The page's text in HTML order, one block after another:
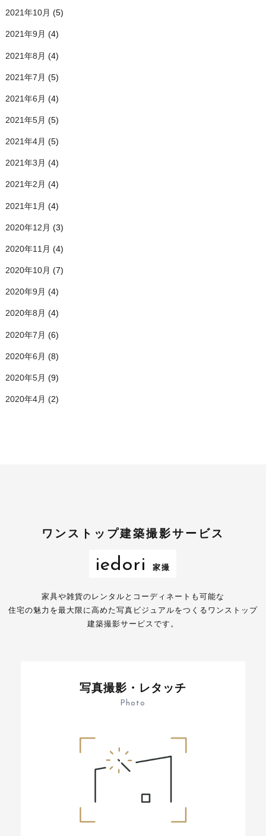
2021年10月 (5)
2021年9月 (4)
2021年8月 (4)
2021年7月 (5)
2021年6月 (4)
2021年5月 (5)
2021年4月 (5)
2021年3月 (4)
2021年2月 (4)
2021年1月 (4)
2020年12月 (3)
2020年11月 (4)
2020年10月 (7)
2020年9月 (4)
2020年8月 (4)
2020年7月 (6)
2020年6月 (8)
2020年5月 (9)
2020年4月 (2)
ワンストップ建築撮影サービス
iedori 家撮
家具や雑貨のレンタルとコーディネートも可能な
住宅の魅力を最大限に高めた写真ビジュアルをつくるワンストップ
建築撮影サービスです。
写真撮影・レタッチ
Photo